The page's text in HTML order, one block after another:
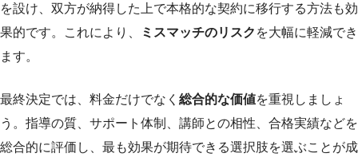
を設け、双方が納得した上で本格的な契約に移行する方法も効
果的です。これにより、
ミスマッチのリスク を大幅に軽減でき
ます。
最終決定では、料金だけでなく 総合的な価値を重視しましょ
う。指導の質、サポート体制、講師との相性、合格実績などを
総合的に評価し、最も効果が期待できる選択肢を選ぶことが成